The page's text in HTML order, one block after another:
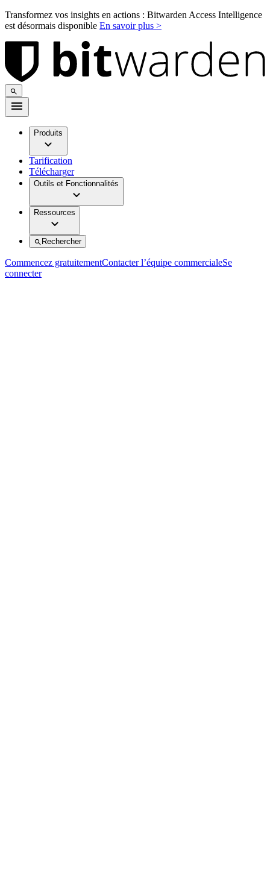
Transformez vos insights en actions : Bitwarden Access Intelligence
est désormais disponible En savoir plus >
Produits
Tarification
Télécharger
Outils et Fonctionnalités
Ressources
Rechercher
Commencez gratuitementContacter l’équipe commercialeSe
connecter